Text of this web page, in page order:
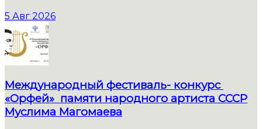
5 Авг 2026
Международный фестиваль- конкурс
«Орфей» памяти народного артиста СССР
Муслима Магомаева